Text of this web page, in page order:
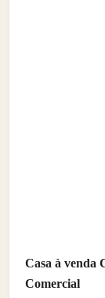
Casa à venda
Comercial